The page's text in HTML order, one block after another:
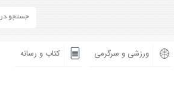
ورزشی و سرگرمی کتاب و رسانه